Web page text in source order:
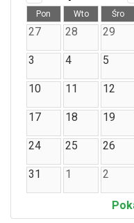
Pon Wto Śro
27 28 29
3 4 5
10 11 12
17 18 19
24 25 26
31 1 2